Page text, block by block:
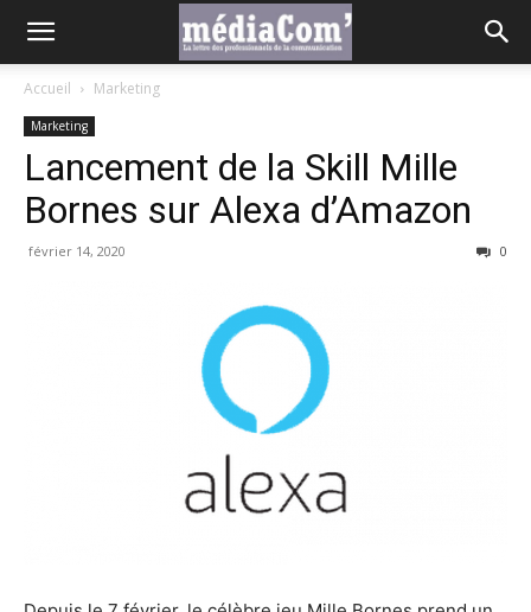
Accueil Marketing
Marketing
Lancement de la Skill Mille
Bornes sur Alexa d’Amazon
février 14, 2020 0